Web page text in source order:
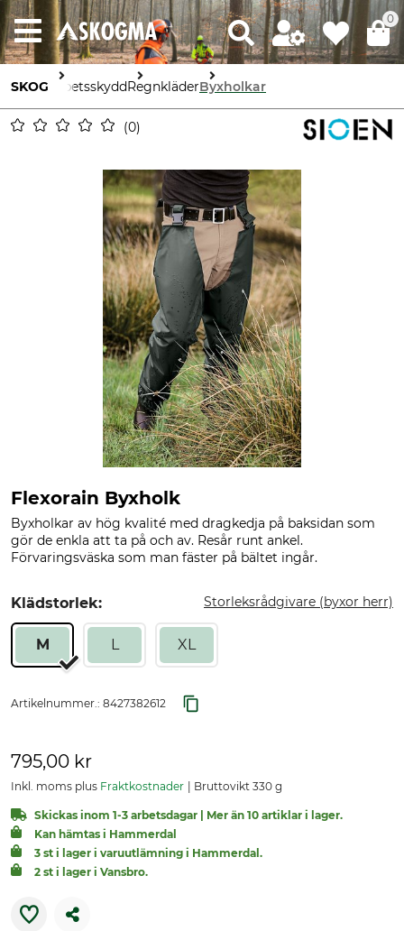
0
SKOG ArbetsskyddRegnkläderByxholkar
0
Flexorain Byxholk
Byxholkar av hög kvalité med dragkedja på baksidan som
gör de enkla att ta på och av. Resår runt ankel.
Förvaringsväska som man fäster på bältet ingår.
Klädstorlek: Storleksrådgivare (byxor herr)
M L XL
Artikelnummer.: 8427382612
795,00 kr
Inkl. moms plus Fraktkostnader Bruttovikt 330 g
Skickas inom 1-3 arbetsdagar | Mer än 10 artiklar i lager.
Kan hämtas i Hammerdal
3 st i lager i varuutlämning i Hammerdal.
2 st i lager i Vansbro.